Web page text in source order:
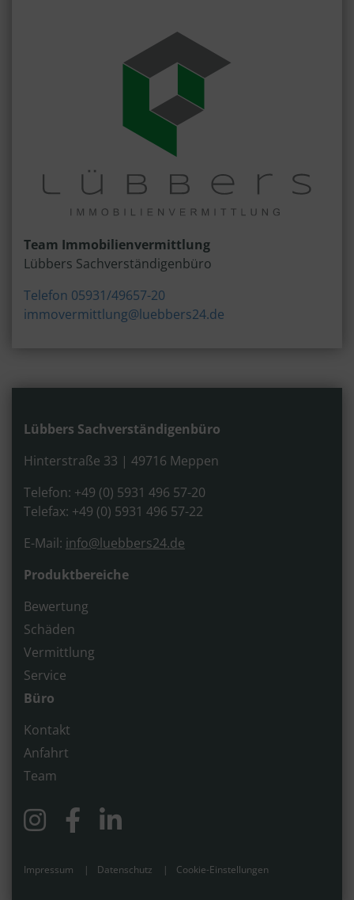
Team Immobilienvermittlung
Lübbers Sachverständigenbüro
Telefon 05931/49657-20
immovermittlung@luebbers24.de
Lübbers Sachverständigenbüro
Hinterstraße 33 | 49716 Meppen
Telefon: +49 (0) 5931 496 57-20
Telefax: +49 (0) 5931 496 57-22
E-Mail: info@luebbers24.de
Produktbereiche
Bewertung
Schäden
Vermittlung
Service
Büro
Kontakt
Anfahrt
Team
Impressum Datenschutz Cookie-Einstellungen